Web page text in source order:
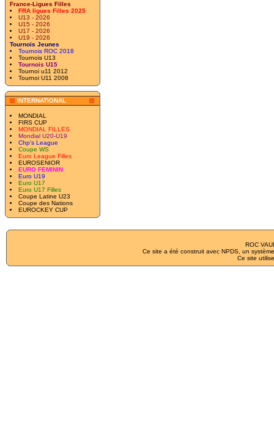
France-Ligues Filles
FRA ligues Filles 2025
U13 - 2026
U15 - 2026
U17 - 2026
U19 - 2026
Tournois Jeunes
Tournois ROC 2018
Tournois U13
Tournois U15
Tournoi u11 2012
Tournoi U11 2008
INTERNATIONAL
MONDIAL
FIRS CUP
MONDIAL FILLES
Mondial U20-U19
Chp's League
Coupe WS
Euro League Filles
EUROSENIOR
EURO FEMININ
Euro U19
Euro U17
Euro U17 Filles
Coupe Latine U23
Coupe des Nations
EUROCKEY CUP
ROC
Ce site a été construit avec NPDS , un
Ce site